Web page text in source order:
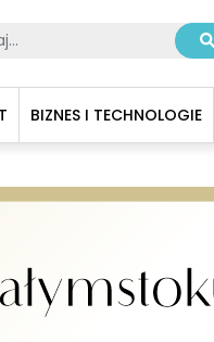
BIZNES I TECHNOLOGIE